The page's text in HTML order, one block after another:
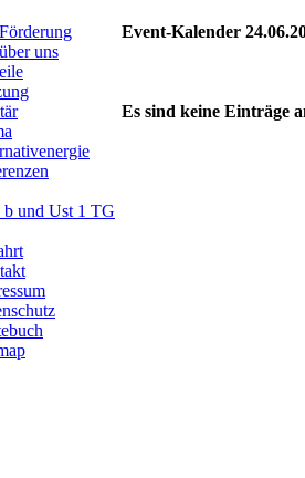
uns
b und Ust 1 TG
Event-Kalender
Es sind keine Einträge